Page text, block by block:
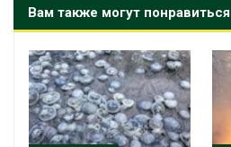
Вам также могут понравиться